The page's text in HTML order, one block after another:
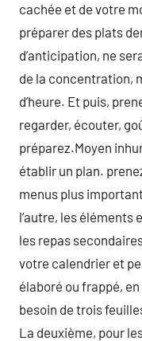
cachée et de votre
préparer des plats
d’anticipation, ne
de la concentration,
d’heure. Et puis,
regarder, écouter,
préparez.Moyen
établir un plan.
menus plus
l’autre, les éléments
les repas
votre calendrier et
élaboré ou frappé,
besoin de trois
La deuxième, pour